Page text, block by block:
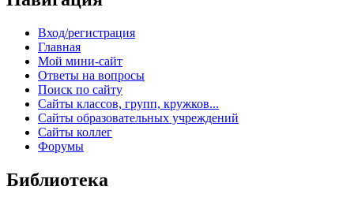
Вход/регистрация
Главная
Мой мини-сайт
Ответы на вопросы
Поиск по сайту
Сайты классов, групп, кружков...
Сайты образовательных учреждений
Сайты коллег
Форумы
Библиотека